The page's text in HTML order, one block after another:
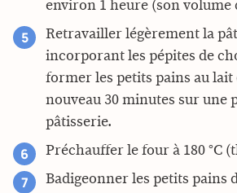
environ 1 heure (son volume
Retravailler légèrement la
incorporant les pépites de
former les petits pains au lait
nouveau 30 minutes sur une
pâtisserie.
Préchauffer le four à 180 °C
Badigeonner les petits pains